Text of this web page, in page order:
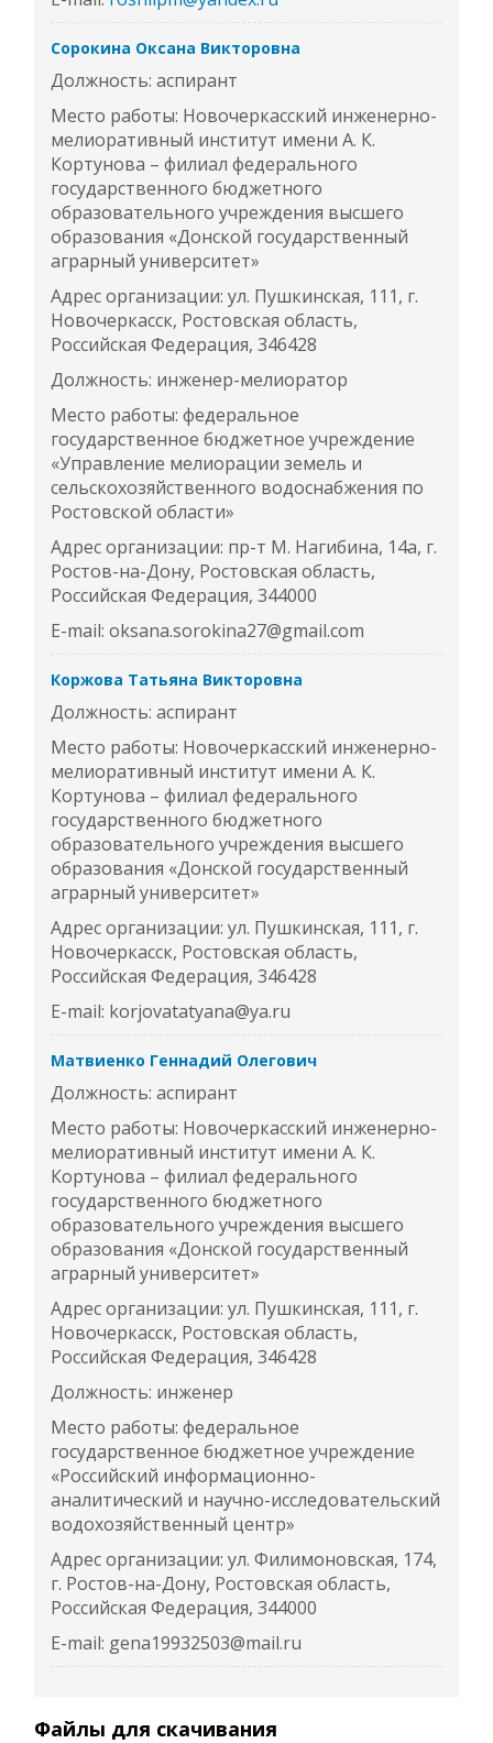
Сорокина Оксана Викторовна
Должность: аспирант
Место работы: Новочеркасский инженерно-
мелиоративный институт имени А. К.
Кортунова – филиал федерального
государственного бюджетного
образовательного учреждения высшего
образования «Донской государственный
аграрный университет»
Адрес организации: ул. Пушкинская, 111, г.
Новочеркасск, Ростовская область,
Российская Федерация, 346428
Должность: инженер-мелиоратор
Место работы: федеральное
государственное бюджетное учреждение
«Управление мелиорации земель и
сельскохозяйственного водоснабжения по
Ростовской области»
Адрес организации: пр-т М. Нагибина, 14а, г.
Ростов-на-Дону, Ростовская область,
Российская Федерация, 344000
E-mail: oksana.sorokina27@gmail.com
Коржова Татьяна Викторовна
Должность: аспирант
Место работы: Новочеркасский инженерно-
мелиоративный институт имени А. К.
Кортунова – филиал федерального
государственного бюджетного
образовательного учреждения высшего
образования «Донской государственный
аграрный университет»
Адрес организации: ул. Пушкинская, 111, г.
Новочеркасск, Ростовская область,
Российская Федерация, 346428
E-mail: korjovatatyana@ya.ru
Матвиенко Геннадий Олегович
Должность: аспирант
Место работы: Новочеркасский инженерно-
мелиоративный институт имени А. К.
Кортунова – филиал федерального
государственного бюджетного
образовательного учреждения высшего
образования «Донской государственный
аграрный университет»
Адрес организации: ул. Пушкинская, 111, г.
Новочеркасск, Ростовская область,
Российская Федерация, 346428
Должность: инженер
Место работы: федеральное
государственное бюджетное учреждение
«Российский информационно-
аналитический и научно-исследовательский
водохозяйственный центр»
Адрес организации: ул. Филимоновская, 174,
г. Ростов-на-Дону, Ростовская область,
Российская Федерация, 344000
E-mail: gena19932503@mail.ru
Файлы для скачивания